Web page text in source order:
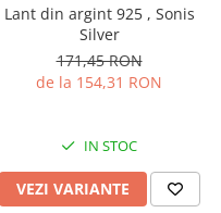
Lant din argint 925 , Sonis
Silver
171,45 RON
de la 154,31 RON
IN STOC
VEZI VARIANTE